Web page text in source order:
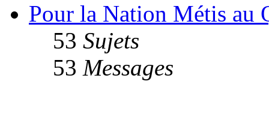
Pour la Nation Métis au
53 Sujets
53 Messages